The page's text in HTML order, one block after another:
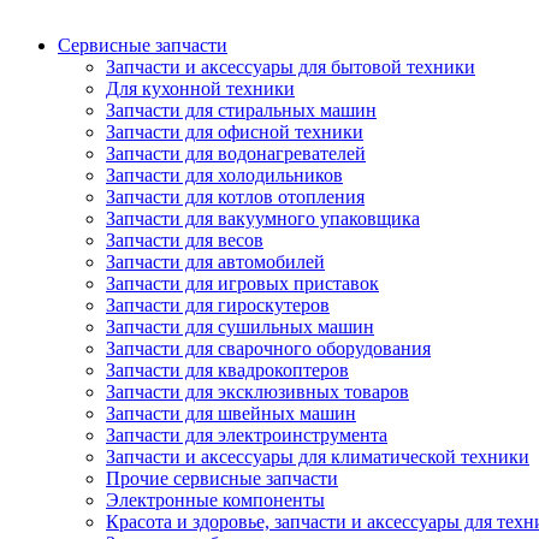
Сервисные запчасти
Запчасти и аксессуары для бытовой техники
Для кухонной техники
Запчасти для стиральных машин
Запчасти для офисной техники
Запчасти для водонагревателей
Запчасти для холодильников
Запчасти для котлов отопления
Запчасти для вакуумного упаковщика
Запчасти для весов
Запчасти для автомобилей
Запчасти для игровых приставок
Запчасти для гироскутеров
Запчасти для сушильных машин
Запчасти для сварочного оборудования
Запчасти для квадрокоптеров
Запчасти для эксклюзивных товаров
Запчасти для швейных машин
Запчасти для электроинструмента
Запчасти и аксессуары для климатической техники
Прочие сервисные запчасти
Электронные компоненты
Красота и здоровье, запчасти и аксессуары для